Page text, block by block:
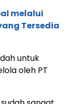
melalui
Tersedia
untuk
oleh PT